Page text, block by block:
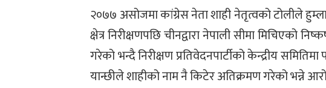
२०७७ असोजमा कांग्रेस नेता शाही नेतृत्वको टोलीले
क्षेत्र निरीक्षणपछि चीनद्वारा नेपाली सीमा मिचिएको
गरेको भन्दै निरीक्षण प्रतिवेदनपार्टीको केन्द्रीय
यान्छीले शाहीको नाम नै किटेर अतिक्रमण गरेको भन्ने